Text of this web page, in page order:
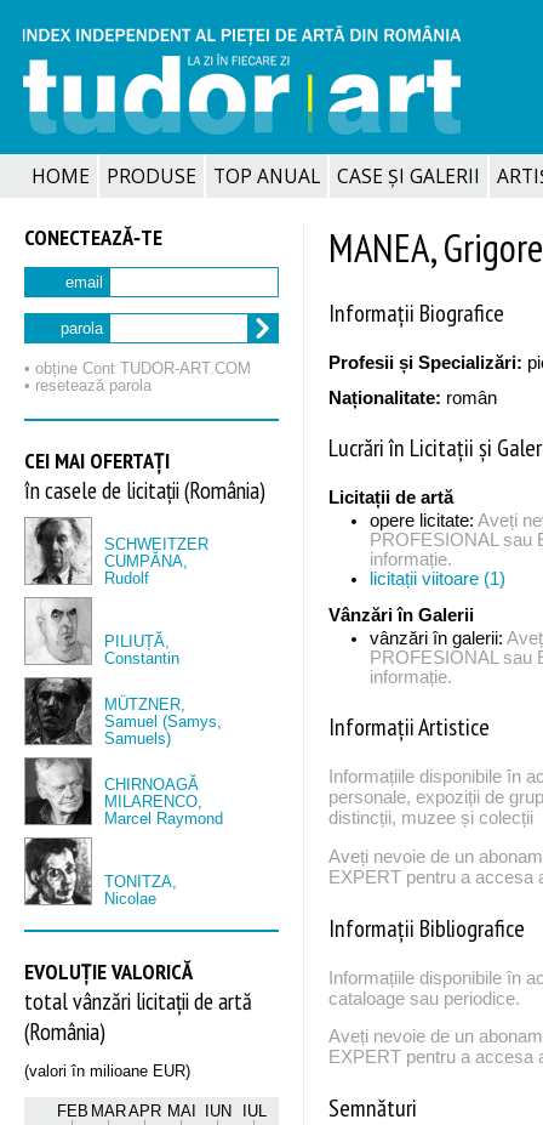
HOME PRODUSE TOP ANUAL CASE ȘI GALERII
CONECTEAZĂ‑TE
email
parola
• obține Cont TUDOR‑ART.COM
• resetează parola
CEI MAI OFERTAȚI
în casele de licitații (România)
SCHWEITZER
CUMPĂNA,
Rudolf
PILIUȚĂ,
Constantin
MÜTZNER,
Samuel (Samys,
Samuels)
CHIRNOAGĂ
MILARENCO,
Marcel Raymond
TONITZA,
Nicolae
EVOLUȚIE VALORICĂ
total vânzări licitații de artă
(România)
(valori în milioane EUR)
FEB MARAPR MAI IUN IUL
MANEA, Grigore
Informații Biografice
Profesii și Specializări:
Naționalitate: român
Lucrări în Licitații și
Licitații de artă
opere licitate:Aveți
PROFESIONAL sau
informație.
licitații viitoare (1)
Vânzări în Galerii
vânzări în galerii:
PROFESIONAL sau
informație.
Informații Artistice
Informațiile disponibile în
personale, expoziții de
distincții, muzee și colecții
Aveți nevoie de un
EXPERT pentru a accesa
Informații Bibliografice
Informațiile disponibile în
cataloage sau periodice.
Aveți nevoie de un
EXPERT pentru a accesa
Semnături